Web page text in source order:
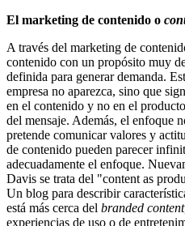
El marketing de contenido o
A través del marketing de
contenido con un propósito muy
definida para generar demanda.
empresa no aparezca, sino que
en el contenido y no en el
del mensaje. Además, el enfoque
pretende comunicar valores y
de contenido pueden parecer
adecuadamente el enfoque.
Davis se trata del "content as
Un blog para describir
está más cerca del branded content
experiencias de uso o de